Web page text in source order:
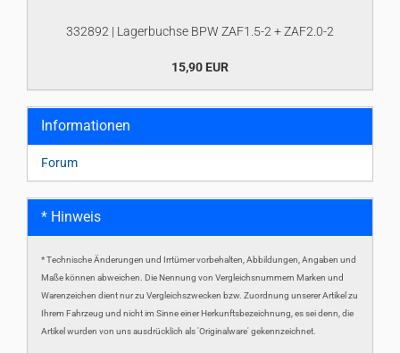
332892 | Lagerbuchse BPW ZAF1.5-2 + ZAF2.0-2
15,90 EUR
Informationen
Forum
* Hinweis
* Technische Änderungen und Irrtümer vorbehalten, Abbildungen, Angaben und
Maße können abweichen. Die Nennung von Vergleichsnummern Marken und
Warenzeichen dient nur zu Vergleichszwecken bzw. Zuordnung unserer Artikel zu
Ihrem Fahrzeug und nicht im Sinne einer Herkunftsbezeichnung, es sei denn, die
Artikel wurden von uns ausdrücklich als 'Originalware' gekennzeichnet.